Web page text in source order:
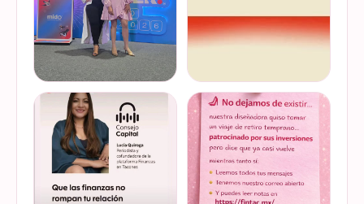
Felices de haber sido
invitadas, por cuarto año
consecutivo, a participar en
la Global Money Week, una
iniciativa que impulsa la
educación f…
VER EN
INSTAGRAM
Del 17 al 22 de marzo se
lleva a cabo la Global
Money Week 2026 (Semana
Mundial del Dinero).
Finanzas en Tacones
somos parte de esta
Jornada…
VER EN
INSTAGRAM